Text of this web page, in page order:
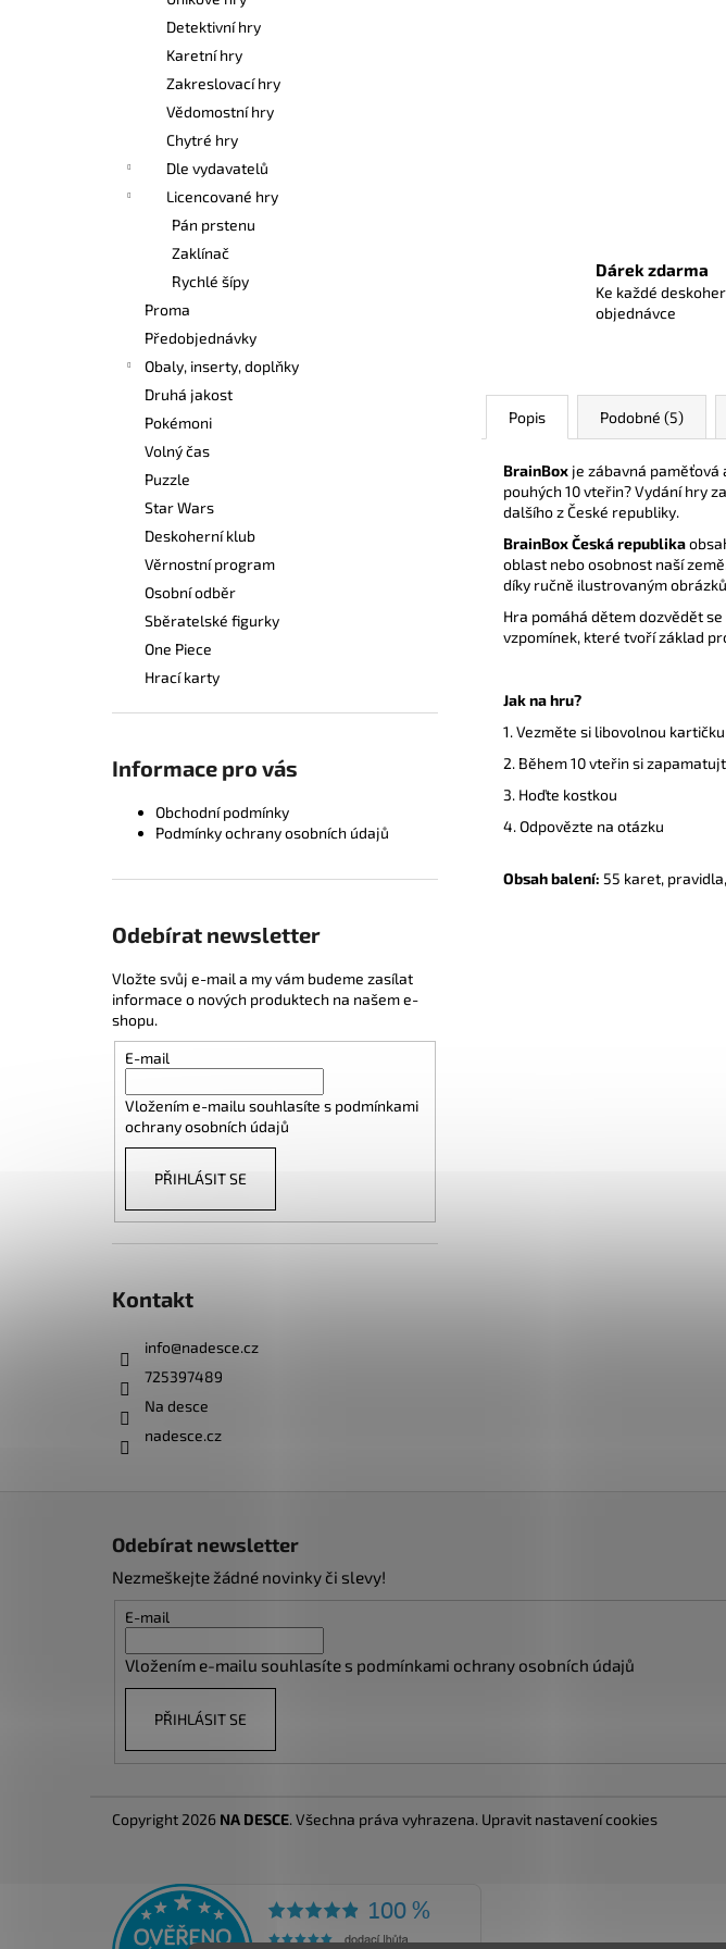
Detektivní hry
Karetní hry
Zakreslovací hry
Vědomostní hry
Chytré hry
Dle vydavatelů
Licencované hry
Pán prstenu
Zaklínač
Rychlé šípy
Proma
Předobjednávky
Obaly, inserty, doplňky
Druhá jakost
Pokémoni
Volný čas
Puzzle
Star Wars
Deskoherní klub
Věrnostní program
Osobní odběr
Sběratelské figurky
One Piece
Hrací karty
Informace pro vás
Obchodní podmínky
Podmínky ochrany osobních údajů
Odebírat newsletter
Vložte svůj e-mail a my vám budeme zasílat
informace o nových produktech na našem e-
shopu.
E-mail
Vložením e-mailu souhlasíte s podmínkami
ochrany osobních údajů
PŘIHLÁSIT SE
Kontakt
info@nadesce.cz
725397489
Na desce
nadesce.cz
Dárek zdarma
Ke každé
objednávce
Popis Podobné (5)
BrainBox je zábavná
pouhých 10 vteřin? Vydání hry
dalšího z České republiky.
BrainBox Česká republika
oblast nebo osobnost naší
díky ručně ilustrovaným
Hra pomáhá dětem dozvědět
vzpomínek, které tvoří základ
Jak na hru?
1. Vezměte si libovolnou
2. Během 10 vteřin si
3. Hoďte kostkou
4. Odpovězte na otázku
Obsah balení: 55 karet,
POKÉMON TCG: FIRST PARTNER
ILLUSTRATION COLLECTION - SERIES 3
1 099 Kč
Odebírat newsletter
Nezmeškejte žádné novinky či slevy!
E-mail
Vložením e-mailu souhlasíte s podmínkami ochrany osobních údajů
PŘIHLÁSIT SE
Copyright 2026 NA DESCE. Všechna práva vyhrazena. Upravit nastavení cookies